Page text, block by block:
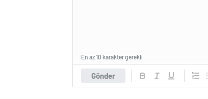
Gönder
En az 10 karakter gerekli